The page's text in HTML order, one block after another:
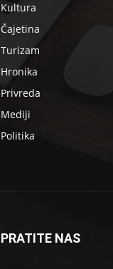
Kultura
Čajetina
Turizam
Hronika
Privreda
Mediji
Politika
PRATITE NAS